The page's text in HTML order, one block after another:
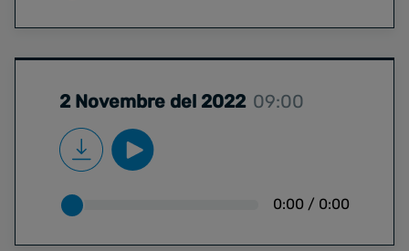
2 Novembre del 2022 09:00
0:00 / 0:00